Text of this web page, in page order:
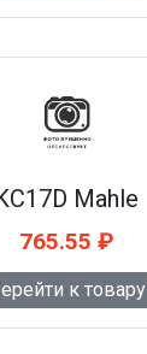
Mahle
765.55 ₽
к товару